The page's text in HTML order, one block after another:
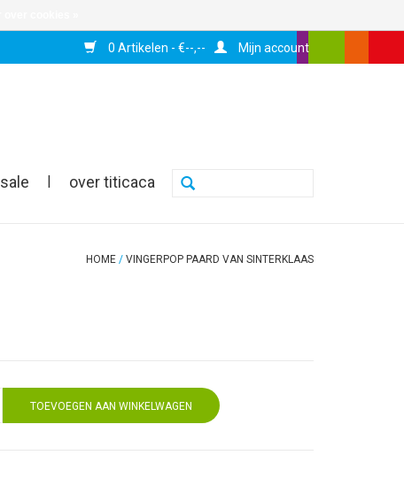
0 Artikelen - €--,-- Mijn account
sale | over titicaca
HOME / VINGERPOP PAARD VAN SINTERKLAAS
TOEVOEGEN AAN WINKELWAGEN